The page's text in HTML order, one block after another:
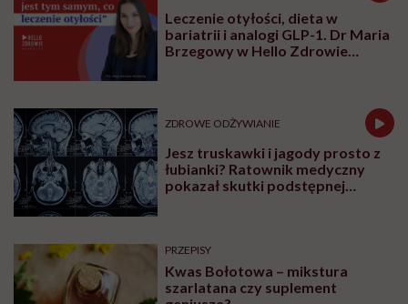
Leczenie otyłości, dieta w
bariatrii i analogi GLP-1. Dr Maria
Brzegowy w Hello Zdrowie
ZDROWE ODŻYWIANIE
Jesz truskawki i jagody prosto z
łubianki? Ratownik medyczny
pokazał skutki podstępnej
PRZEPISY
Kwas Bołotowa – mikstura
szarlatana czy suplement